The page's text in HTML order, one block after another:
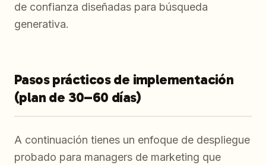
de confianza diseñadas para búsqueda
generativa.
Pasos prácticos de implementación
(plan de 30–60 días)
A continuación tienes un enfoque de despliegue
probado para managers de marketing que